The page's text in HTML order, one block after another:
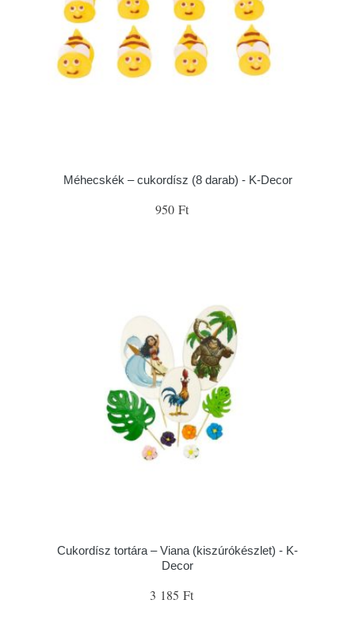
Méhecskék – cukordísz (8 darab) - K-Decor
950 Ft
Cukordísz tortára – Viana (kiszúrókészlet) - K-
Decor
3 185 Ft